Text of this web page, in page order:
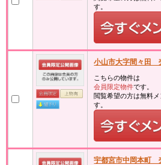
す。
小山市大字間々田
こちらの物件は
会員限定物件です。
閲覧希望の方は無料
す。
宇都宮市中岡本町